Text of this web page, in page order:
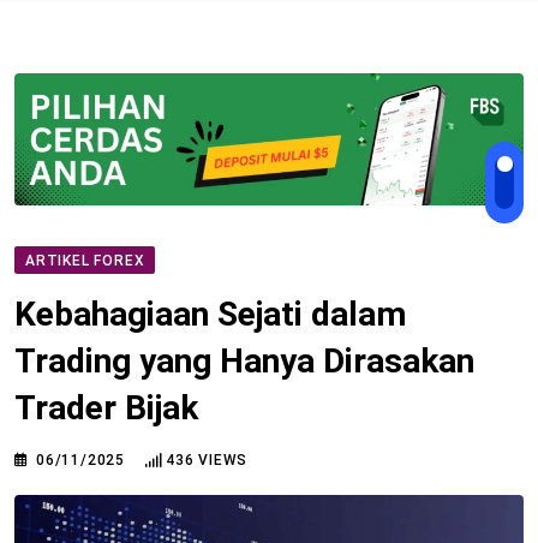
ARTIKEL FOREX
Kebahagiaan Sejati dalam
Trading yang Hanya Dirasakan
Trader Bijak
06/11/2025 436 VIEWS